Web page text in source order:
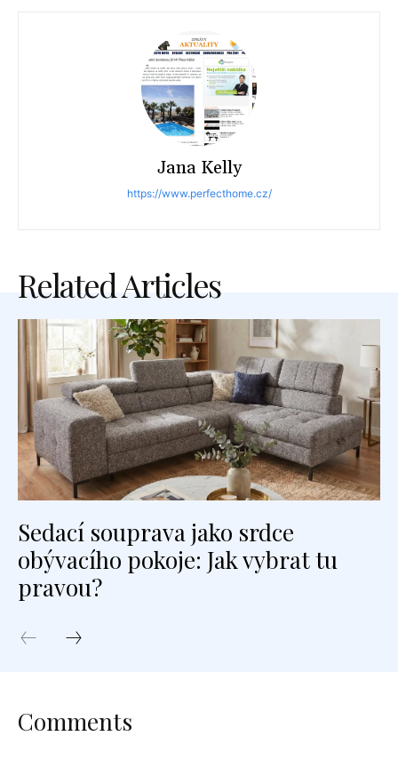
Jana Kelly
https://www.perfecthome.cz/
Related Articles
Sedací souprava jako srdce
obývacího pokoje: Jak vybrat tu
pravou?
Comments